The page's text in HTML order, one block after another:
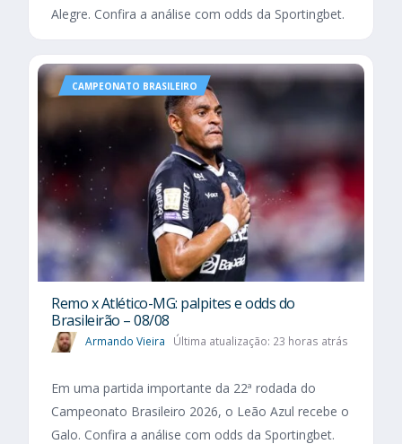
Alegre. Confira a análise com odds da Sportingbet.
CAMPEONATO BRASILEIRO
Remo x Atlético-MG: palpites e odds do
Brasileirão – 08/08
Armando Vieira Última atualização: 23 horas atrás
Em uma partida importante da 22ª rodada do
Campeonato Brasileiro 2026, o Leão Azul recebe o
Galo. Confira a análise com odds da Sportingbet.